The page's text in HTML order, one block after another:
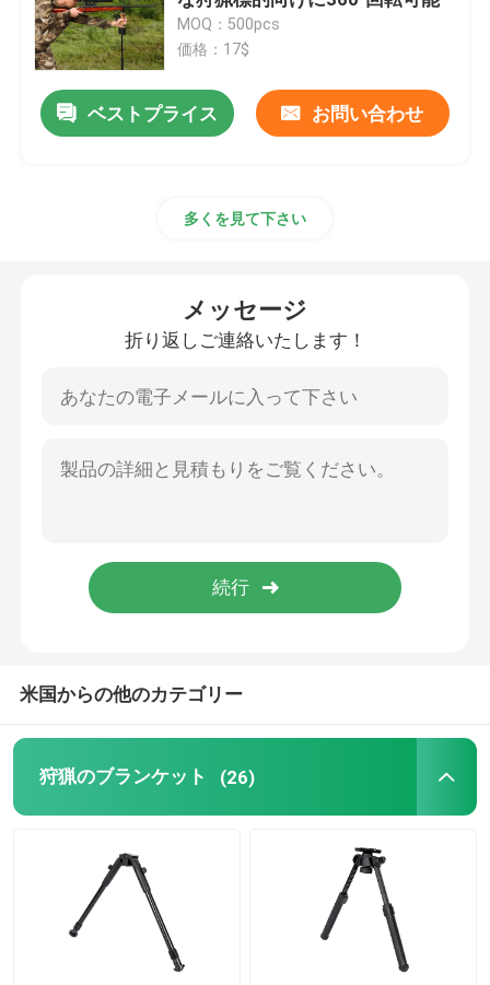
ハンティングスティック
三脚を捜すこと
制動機の棒
撃つ三脚機
射撃スタンド
ライフルBipodを捜すこと
付属品を捜すこと
カメラの立場
望遠鏡のマウント
MOQ：500pcs
価格：17$
ベストプライス お問い合わせ
多くを見て下さい
メッセージ
折り返しご連絡いたします！
米国からの他のカテゴリー
狩猟のブランケット (26)